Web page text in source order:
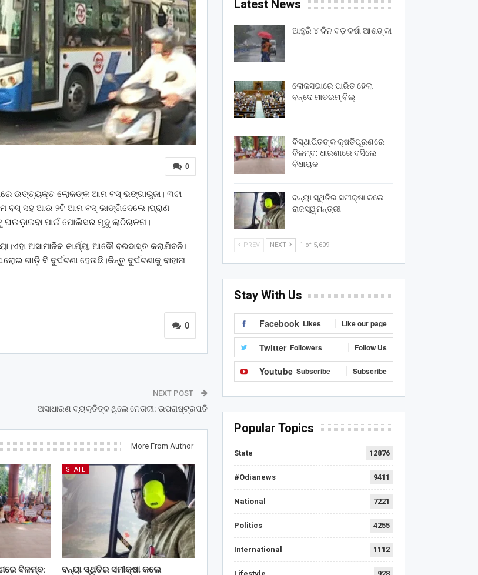
0
ଉତ୍ତ୍ୟକ୍ତ ଲୋକଙ୍କ ଆମ ବସ୍ ଭଙ୍ଗାରୁଜା। ୩ଟା
ବସ୍‌ ସହ ଆଉ ୨ଟି ଆମ ବସ୍‌ ଭାଙ୍ଗିଦେଲେ।ପ୍ରାଣ
ପାଇଁ ପୋଲିସର ମୃଦୁ ଲାଠିଚାଳନା।
ଅସାମାଜିକ କାର୍ଯ୍ୟ, ଆଦୌ ବରଦାସ୍ତ କରାଯିବନି।
ଗାଡ଼ି ବି ଦୁର୍ଘଟଣା ହେଉଛି।କିନ୍ତୁ ଦୁର୍ଘଟଣାକୁ ବାହାନା
0
NEXT POST
ଅସାଧାରଣ ବ୍ୟକ୍ତିତ୍ବ ଥିଲେ ନେତାଜୀ: ଉପରାଷ୍ଟ୍ରପତି
More From Author
ବିଳମ୍ବ:
STATE
ବନ୍ୟା ସ୍ଥିତିର ସମୀକ୍ଷା କଲେ
Latest News
ଆହୁରି ୪ ଦିନ ବଡ଼ ବର୍ଷା ଆଶଙ୍କା
ଲୋକସଭାରେ ପାରିତ ହେଲା
ବନ୍ଦେ ମାତରମ୍‌ ବିଲ୍‌
ବିସ୍ଥାପିତଙ୍କ କ୍ଷତିପୂରଣରେ
ବିଳମ୍ବ: ଧାରଣାରେ ବସିଲେ
ବିଧାୟକ
ବନ୍ୟା ସ୍ଥିତିର ସମୀକ୍ଷା କଲେ
ରାଜସ୍ୱମନ୍ତ୍ରୀ
PREV NEXT 1 of 5,609
Stay With Us
Facebook Likes Like our page
Twitter Followers Follow Us
Youtube Subscribe Subscribe
Popular Topics
State 12876
#Odianews 9411
National 7221
Politics 4255
International 1112